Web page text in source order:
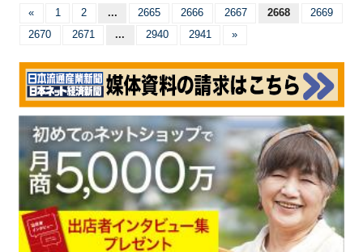
« 1 2 ... 2665 2666 2667 2668
2669
2670
2671 ... 2940 2941 »